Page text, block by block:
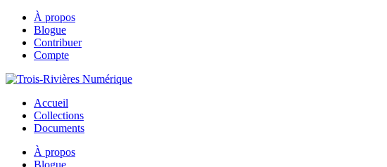
À propos
Blogue
Contribuer
Compte
Accueil
Collections
Documents
À propos
Blogue